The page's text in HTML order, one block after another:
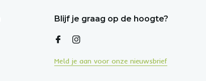
Blijf je graag op de hoogte?
Meld je aan voor onze nieuwsbrief